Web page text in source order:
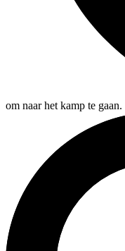
om naar het kamp te gaan.